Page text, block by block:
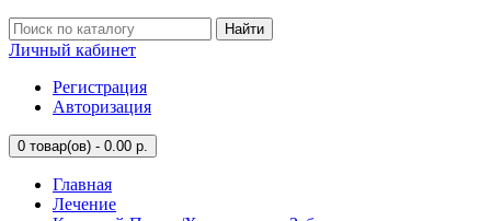
Найти
Личный кабинет
Регистрация
Авторизация
0 товар(ов) - 0.00 р.
Главная
Лечение